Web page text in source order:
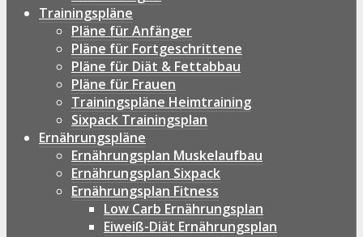
Trainingspläne
Pläne für Anfänger
Pläne für Fortgeschrittene
Pläne für Diät & Fettabbau
Pläne für Frauen
Trainingspläne Heimtraining
Sixpack Trainingsplan
Ernährungspläne
Ernährungsplan Muskelaufbau
Ernährungsplan Sixpack
Ernährungsplan Fitness
Low Carb Ernährungsplan
Eiweiß-Diät Ernährungsplan